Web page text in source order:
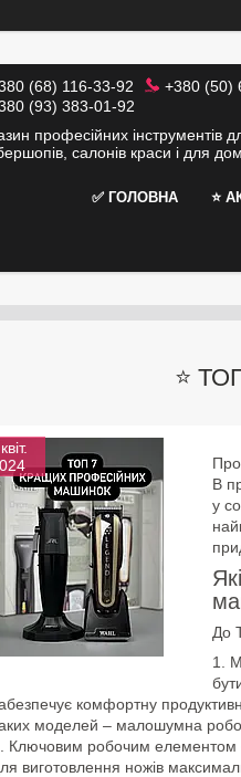
(68) 116-33-92
+380 (50)
(93) 383-01-92
професійних інструментів
салонів краси і для
✅ ГОЛОВНА ⭐️
⭐️
В
у
До
комфортну
моделей – малошумна
Ключовим робочим елементом
виготовлення ножів